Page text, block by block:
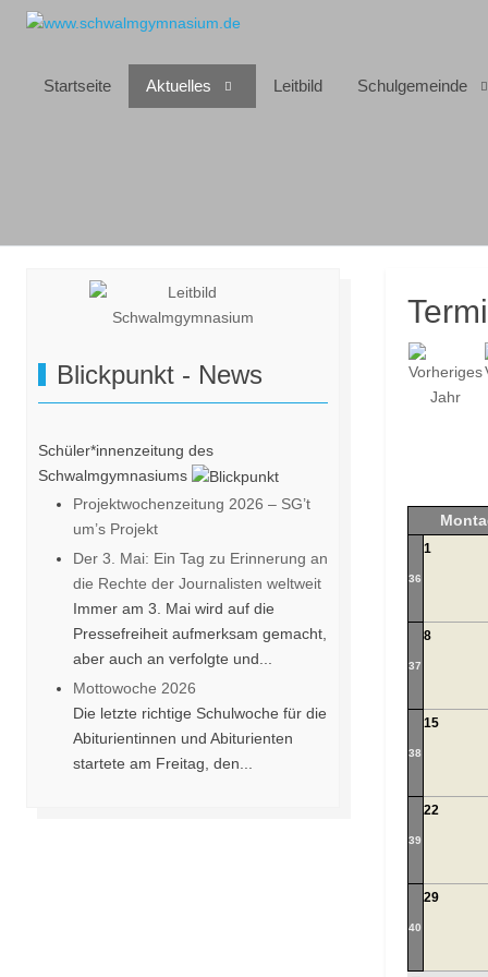
Startseite Aktuelles Leitbild Schulgemeinde
Blickpunkt - News
Schüler*innenzeitung des
Schwalmgymnasiums
Projektwochenzeitung 2026 – SG’t
um’s Projekt
Der 3. Mai: Ein Tag zu Erinnerung an
die Rechte der Journalisten weltweit
Immer am 3. Mai wird auf die
Pressefreiheit aufmerksam gemacht,
aber auch an verfolgte und...
Mottowoche 2026
Die letzte richtige Schulwoche für die
Abiturientinnen und Abiturienten
startete am Freitag, den...
36
1
37
8
38
15
39
22
40
29